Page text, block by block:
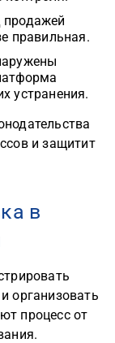
продажей
правильная.
устранения.
и защитит
в
организовать
процесс от